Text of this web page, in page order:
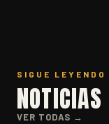
SIGUE LEYENDO
NOTICIAS
VER TODAS →